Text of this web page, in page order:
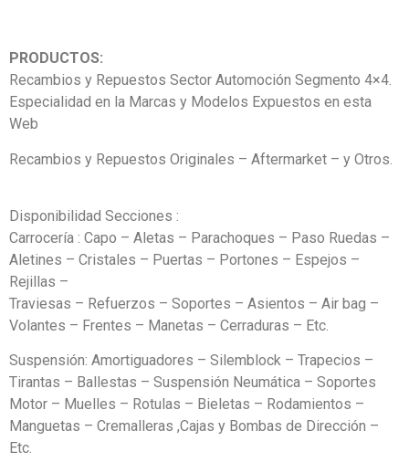
PRODUCTOS:
Recambios y Repuestos Sector Automoción Segmento 4×4.
Especialidad en la Marcas y Modelos Expuestos en esta
Web
Recambios y Repuestos Originales – Aftermarket – y Otros.
Disponibilidad Secciones :
Carrocería : Capo – Aletas – Parachoques – Paso Ruedas –
Aletines – Cristales – Puertas – Portones – Espejos –
Rejillas –
Traviesas – Refuerzos – Soportes – Asientos – Air bag –
Volantes – Frentes – Manetas – Cerraduras – Etc.
Suspensión: Amortiguadores – Silemblock – Trapecios –
Tirantas – Ballestas – Suspensión Neumática – Soportes
Motor – Muelles – Rotulas – Bieletas – Rodamientos –
Manguetas – Cremalleras ,Cajas y Bombas de Dirección –
Etc.